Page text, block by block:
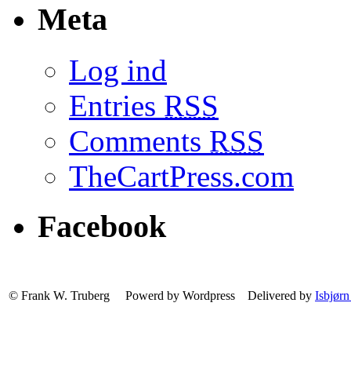
Meta
Log ind
Entries RSS
Comments RSS
TheCartPress.com
Facebook
© Frank W. Truberg Powerd by Wordpress Delivered by